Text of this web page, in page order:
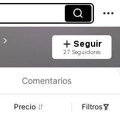
Seguir
27 Seguidores
Comentarios
Precio Filtros